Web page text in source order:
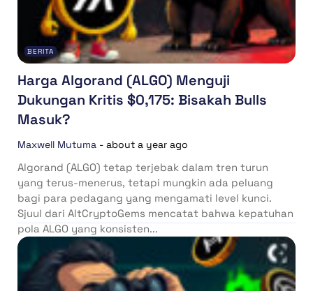
BERITA
Harga Algorand (ALGO) Menguji
Dukungan Kritis $0,175: Bisakah Bulls
Masuk?
Maxwell Mutuma - about a year ago
Algorand (ALGO) tetap terjebak dalam tren turun
yang terus-menerus, tetapi mungkin ada peluang
bagi para pedagang yang mengamati level kunci.
Sjuul dari AltCryptoGems mencatat bahwa kepatuhan
pola ALGO yang konsisten...